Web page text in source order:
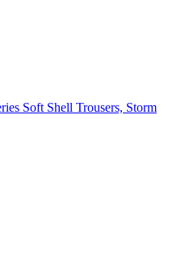
Soft Shell Trousers, Storm